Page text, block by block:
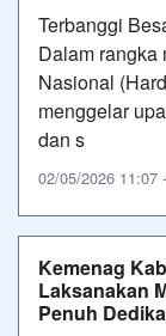
Terbanggi
Dalam rangka
Nasional
menggelar
dan s
02/05/2026 11:07
Kemenag
Laksanakan
Penuh